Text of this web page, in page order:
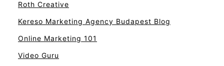
Roth Creative
Kereso Marketing Agency Budapest Blog
Online Marketing 101
Video Guru